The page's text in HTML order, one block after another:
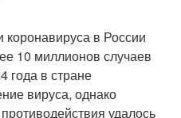
Ситуация с
коронавирусом
в России
10 миллионов случаев
года в стране
вируса, однако
удалось